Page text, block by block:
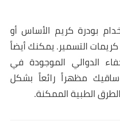
بودرة كريم الأساس أو
التسمير. يمكنك أيضاً
الدوالي الموجودة في
مظهراً رائعاً بشكل
الطبية الممكنة.